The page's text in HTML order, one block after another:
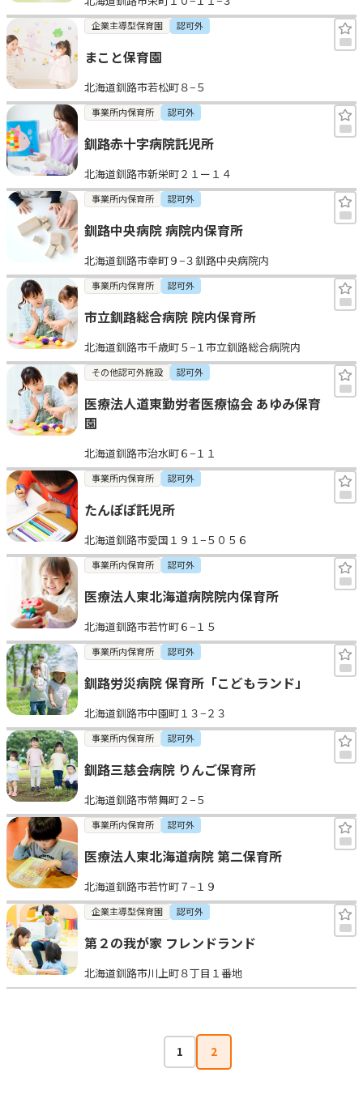
企業主導型保育園 認可外
まこと保育園
北海道釧路市若松町８−５
事業所内保育所 認可外
釧路赤十字病院託児所
北海道釧路市新栄町２１ー１４
事業所内保育所 認可外
釧路中央病院 病院内保育所
北海道釧路市幸町９−３釧路中央病院内
事業所内保育所 認可外
市立釧路総合病院 院内保育所
北海道釧路市千歳町５−１市立釧路総合病院内
その他認可外施設 認可外
医療法人道東勤労者医療協会 あゆみ保育
園
北海道釧路市治水町６−１１
事業所内保育所 認可外
たんぽぽ託児所
北海道釧路市愛国１９１−５０５６
事業所内保育所 認可外
医療法人東北海道病院院内保育所
北海道釧路市若竹町６−１５
事業所内保育所 認可外
釧路労災病院 保育所「こどもランド」
北海道釧路市中園町１３−２３
事業所内保育所 認可外
釧路三慈会病院 りんご保育所
北海道釧路市幣舞町２−５
事業所内保育所 認可外
医療法人東北海道病院 第二保育所
北海道釧路市若竹町７−１９
企業主導型保育園 認可外
第２の我が家 フレンドランド
北海道釧路市川上町８丁目１番地
1 2